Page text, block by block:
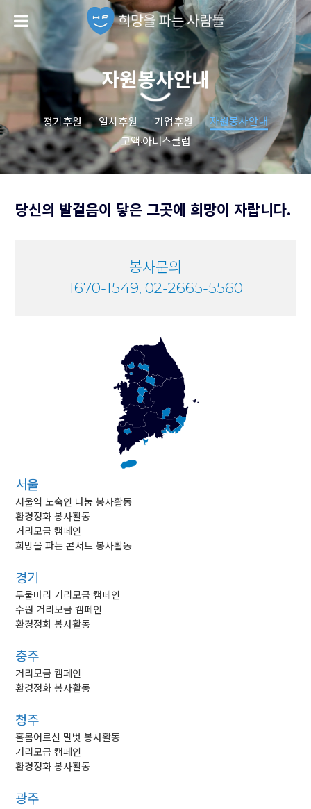
자원봉사안내
정기후원 일시후원 기업후원
자원봉사안내
고액·아너스클럽
당신의 발걸음이 닿은 그곳에 희망이 자랍니다.
봉사문의
1670-1549, 02-2665-5560
서울
서울역 노숙인 나눔 봉사활동
환경정화 봉사활동
거리모금 캠페인
희망을 파는 콘서트 봉사활동
경기
두물머리 거리모금 캠페인
수원 거리모금 캠페인
환경정화 봉사활동
충주
거리모금 캠페인
환경정화 봉사활동
청주
홀몸어르신 말벗 봉사활동
거리모금 캠페인
환경정화 봉사활동
광주